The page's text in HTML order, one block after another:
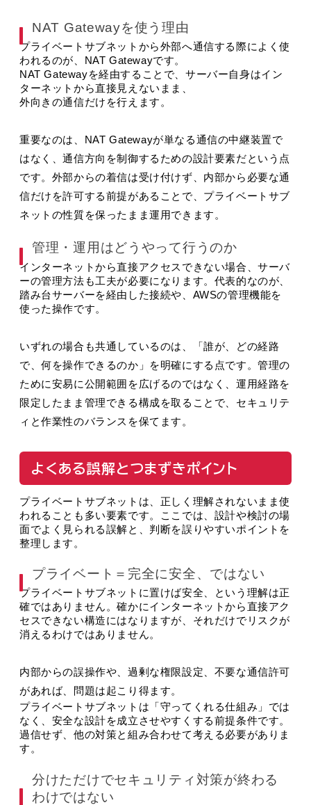
NAT Gatewayを使う理由
プライベートサブネットから外部へ通信する際によく使
われるのが、NAT Gatewayです。
NAT Gatewayを経由することで、サーバー自身はイン
ターネットから直接見えないまま、
外向きの通信だけを行えます。
重要なのは、NAT Gatewayが単なる通信の中継装置で
はなく、通信方向を制御するための設計要素だという点
です。外部からの着信は受け付けず、内部から必要な通
信だけを許可する前提があることで、プライベートサブ
ネットの性質を保ったまま運用できます。
管理・運用はどうやって行うのか
インターネットから直接アクセスできない場合、サーバ
ーの管理方法も工夫が必要になります。代表的なのが、
踏み台サーバーを経由した接続や、AWSの管理機能を
使った操作です。
いずれの場合も共通しているのは、「誰が、どの経路
で、何を操作できるのか」を明確にする点です。管理の
ために安易に公開範囲を広げるのではなく、運用経路を
限定したまま管理できる構成を取ることで、セキュリテ
ィと作業性のバランスを保てます。
よくある誤解とつまずきポイント
プライベートサブネットは、正しく理解されないまま使
われることも多い要素です。ここでは、設計や検討の場
面でよく見られる誤解と、判断を誤りやすいポイントを
整理します。
プライベート＝完全に安全、ではない
プライベートサブネットに置けば安全、という理解は正
確ではありません。確かにインターネットから直接アク
セスできない構造にはなりますが、それだけでリスクが
消えるわけではありません。
内部からの誤操作や、過剰な権限設定、不要な通信許可
があれば、問題は起こり得ます。
プライベートサブネットは「守ってくれる仕組み」では
なく、安全な設計を成立させやすくする前提条件です。
過信せず、他の対策と組み合わせて考える必要がありま
す。
分けただけでセキュリティ対策が終わる
わけではない